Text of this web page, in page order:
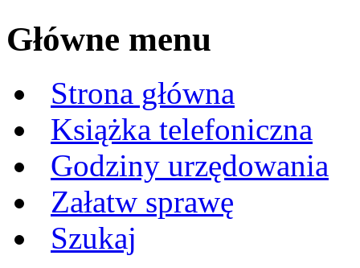
Główne menu
Strona główna
Książka telefoniczna
Godziny urzędowania
Załatw sprawę
Szukaj